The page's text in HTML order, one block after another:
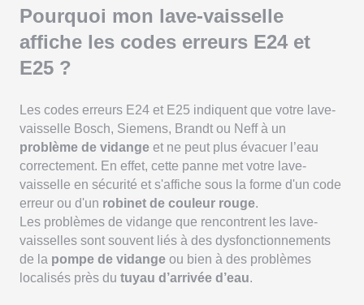
Pourquoi mon lave-vaisselle
affiche les codes erreurs E24 et
E25 ?
Les codes erreurs E24 et E25 indiquent que votre lave-
vaisselle Bosch, Siemens, Brandt ou Neff à un
problème de vidange et ne peut plus évacuer l’eau
correctement. En effet, cette panne met votre lave-
vaisselle en sécurité et s'affiche sous la forme d'un code
erreur ou d'un robinet de couleur rouge.
Les problèmes de vidange que rencontrent les lave-
vaisselles sont souvent liés à des dysfonctionnements
de la pompe de vidange ou bien à des problèmes
localisés près du tuyau d’arrivée d’eau.